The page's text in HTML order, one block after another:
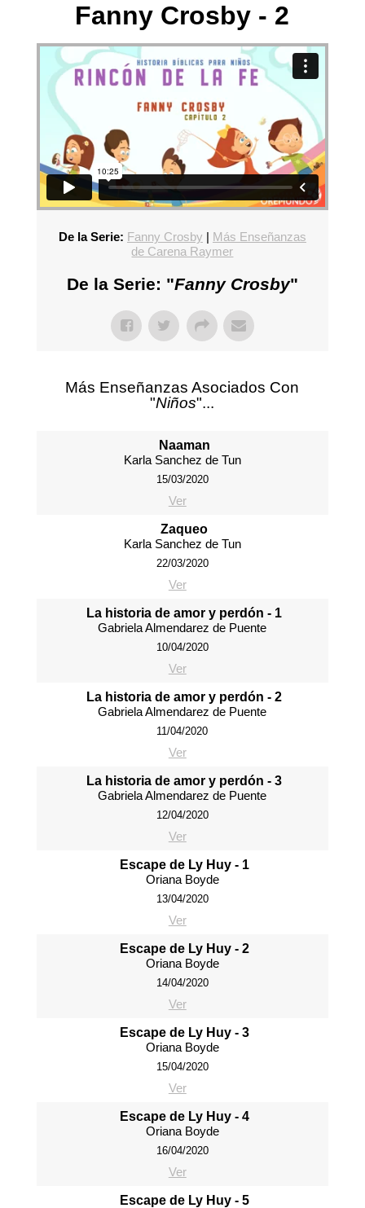
Fanny Crosby - 2
De la Serie: Fanny Crosby | Más Enseñanzas
de Carena Raymer
De la Serie: "Fanny Crosby"
Más Enseñanzas Asociados Con
"Niños"...
Naaman
Karla Sanchez de Tun
15/03/2020
Ver
Zaqueo
Karla Sanchez de Tun
22/03/2020
Ver
La historia de amor y perdón - 1
Gabriela Almendarez de Puente
10/04/2020
Ver
La historia de amor y perdón - 2
Gabriela Almendarez de Puente
11/04/2020
Ver
La historia de amor y perdón - 3
Gabriela Almendarez de Puente
12/04/2020
Ver
Escape de Ly Huy - 1
Oriana Boyde
13/04/2020
Ver
Escape de Ly Huy - 2
Oriana Boyde
14/04/2020
Ver
Escape de Ly Huy - 3
Oriana Boyde
15/04/2020
Ver
Escape de Ly Huy - 4
Oriana Boyde
16/04/2020
Ver
Escape de Ly Huy - 5